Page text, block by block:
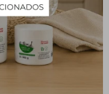
Una vez caliente,
la cera seque. El poro
la cera asegura una